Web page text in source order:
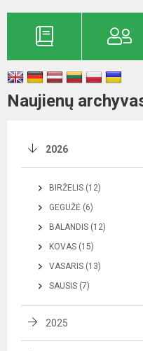
Naujienų
2026
BIRŽELIS (12)
GEGUŽĖ (6)
BALANDIS (12)
KOVAS (15)
VASARIS (13)
SAUSIS (7)
2025